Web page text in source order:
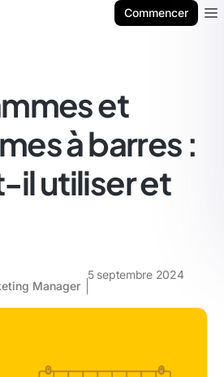
Commencer
et
à barres :
il utiliser et
Manager
5 septembre 2024